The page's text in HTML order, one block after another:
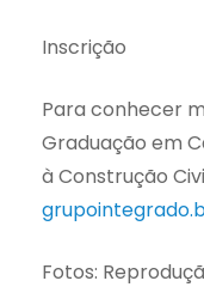
Inscrição
Para conhecer
Graduação em
à Construção
Fotos: